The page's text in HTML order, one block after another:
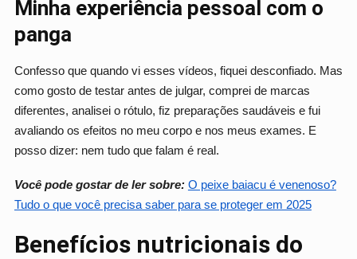
Minha experiência pessoal com o
panga
Confesso que quando vi esses vídeos, fiquei desconfiado. Mas
como gosto de testar antes de julgar, comprei de marcas
diferentes, analisei o rótulo, fiz preparações saudáveis e fui
avaliando os efeitos no meu corpo e nos meus exames. E
posso dizer: nem tudo que falam é real.
Você pode gostar de ler sobre: O peixe baiacu é venenoso?
Tudo o que você precisa saber para se proteger em 2025
Benefícios nutricionais do